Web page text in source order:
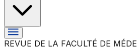
REVUE DE LA FACULTÉ DE